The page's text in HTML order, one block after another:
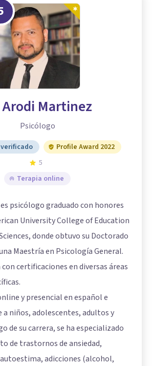
Arodi Martinez
Psicólogo
Profile Award 2022
5
Terapia online
es psicólogo graduado con honores
University College of Education
donde obtuvo su Doctorado
Maestría en Psicología General.
certificaciones en diversas áreas
y presencial en español e
a niños, adolescentes, adultos y
de su carrera, se ha especializado
de trastornos de ansiedad,
adicciones (alcohol,